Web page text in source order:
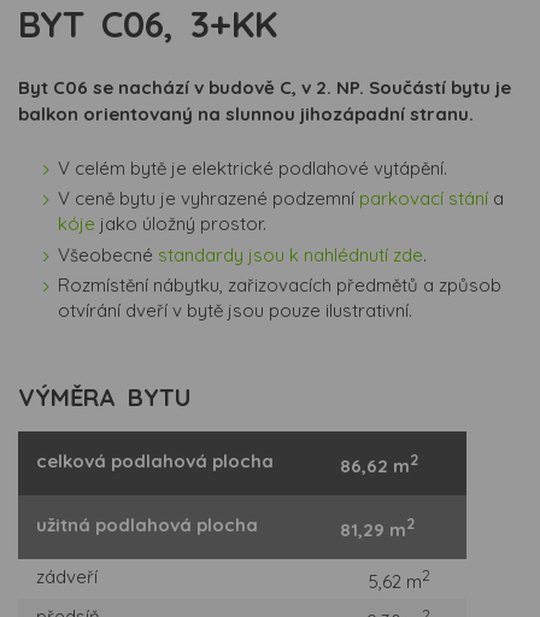
BYT C06, 3+KK
Byt C06 se nachází v budově C, v 2. NP. Součástí bytu je
balkon orientovaný na slunnou jihozápadní stranu.
V celém bytě je elektrické podlahové vytápění.
V ceně bytu je vyhrazené podzemní parkovací stání a
kóje jako úložný prostor.
Všeobecné standardy jsou k nahlédnutí zde.
Rozmístění nábytku, zařizovacích předmětů a způsob
otvírání dveří v bytě jsou pouze ilustrativní.
VÝMĚRA BYTU
celková podlahová plocha 86,62 m2
užitná podlahová plocha 81,29 m2
zádveří 5,62 m2